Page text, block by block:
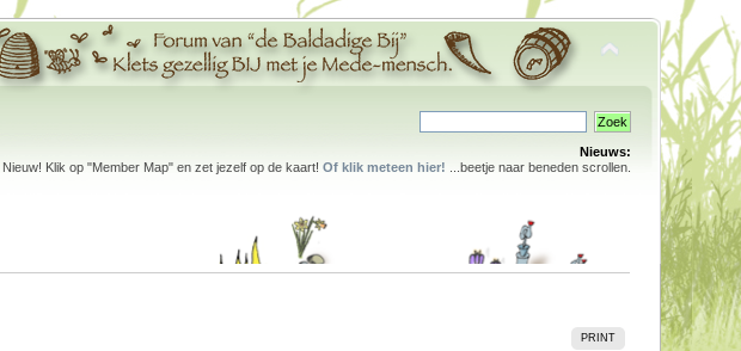
Nieuws:
Nieuw! Klik op "Member Map" en zet jezelf op de kaart! Of klik meteen hier! ...beetje naar beneden scrollen.
PRINT